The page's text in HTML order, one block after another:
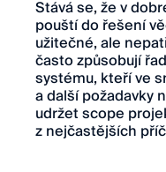
Stává se, že v
pouští do řešení
užitečné, ale
často způsobují
systému, kteří ve
a další požadavky
udržet scope
z nejčastějších